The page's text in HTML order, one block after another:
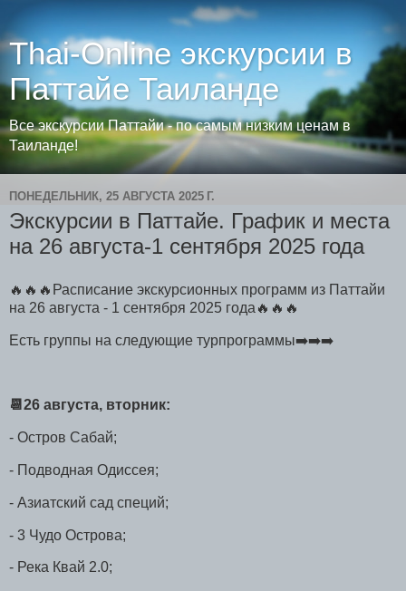
Thai-Online экскурсии в
Паттайе Таиланде
Все экскурсии Паттайи - по самым низким ценам в
Таиланде!
ПОНЕДЕЛЬНИК, 25 АВГУСТА 2025 Г.
Экскурсии в Паттайе. График и места
на 26 августа-1 сентября 2025 года
🔥🔥🔥Расписание экскурсионных программ из Паттайи
на 26 августа - 1 сентября 2025 года🔥🔥🔥
Есть группы на следующие турпрограммы➡️➡️➡️
📆26 августа, вторник:
- Остров Сабай;
- Подводная Одиссея;
- Азиатский сад специй;
- 3 Чудо Острова;
- Река Квай 2.0;